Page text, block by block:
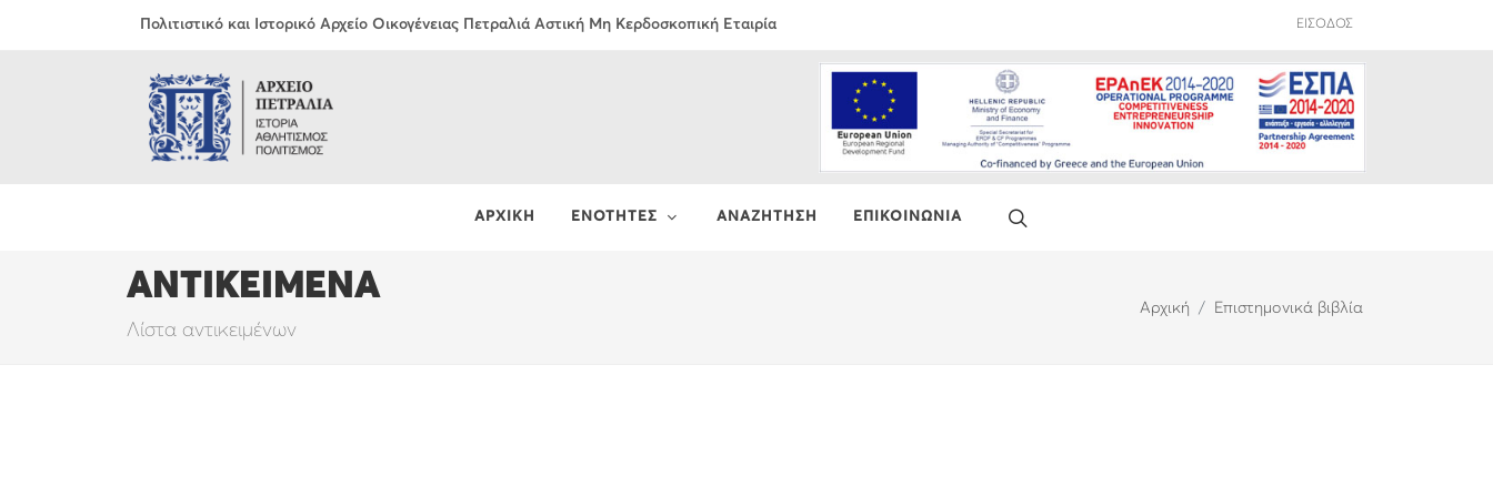
Πολιτιστικό και Ιστορικό Αρχείο Οικογένειας Πετραλιά Αστική Μη Κερδοσκοπική Εταιρία ΕΙΣΟΔΟΣ
ΑΡΧΙΚΗ ΕΝΟΤΗΤΕΣ ΑΝΑΖΗΤΗΣΗ ΕΠΙΚΟΙΝΩΝΙΑ
ΑΝΤΙΚΕΙΜΕΝΑ
Λίστα αντικειμένων
Αρχική Επιστημονικά βιβλία